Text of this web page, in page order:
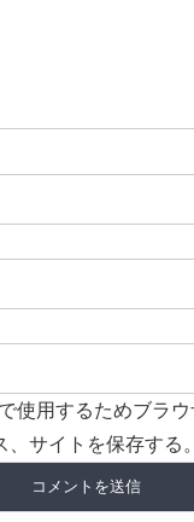
使用するためブラ
サイトを保存する。